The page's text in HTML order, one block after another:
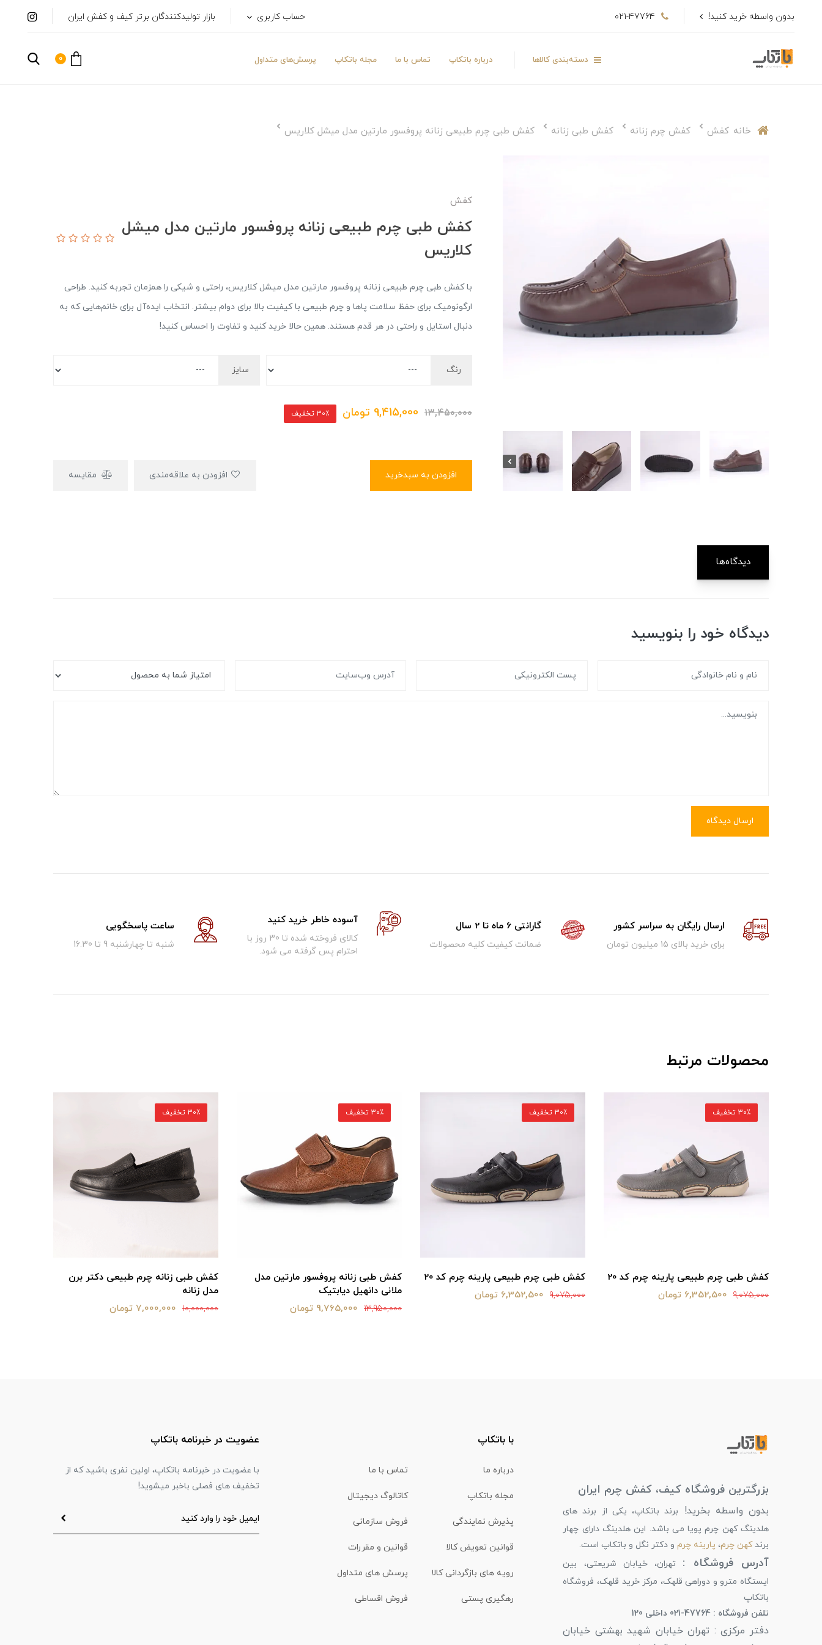
بدون واسطه خرید کنید! 021-47764 حساب کاربری بازار تولیدکنندگان برتر کیف و کفش ایران
دسته‌بندی کالاها درباره باتکاپ تماس با ما مجله باتکاپ پرسش‌های متداول 0
خانه کفش کفش چرم زنانه کفش طبی زنانه کفش طبی چرم طبیعی زنانه پروفسور مارتین مدل میشل کلاریس
کفش
کفش طبی چرم طبیعی زنانه پروفسور مارتین مدل میشل
کلاریس
با کفش طبی چرم طبیعی زنانه پروفسور مارتین مدل میشل کلاریس، راحتی و شیکی را همزمان تجربه کنید. طراحی
ارگونومیک برای حفظ سلامت پاها و چرم طبیعی با کیفیت بالا برای دوام بیشتر. انتخاب ایده‌آل برای خانم‌هایی که به
دنبال استایل و راحتی در هر قدم هستند. همین حالا خرید کنید و تفاوت را احساس کنید!
رنگ سایز
13,450,000
9,415,000 تومان 30٪ تخفیف
افزودن به سبدخرید مقایسه
دیدگاه‌ها
دیدگاه خود را بنویسید
ارسال دیدگاه
ارسال رایگان به سراسر کشور
برای خرید بالای ۱5 میلیون تومان
گارانتی 6 ماه تا 2 سال
ضمانت کیفیت کلیه محصولات
آسوده خاطر خرید کنید
کالای فروخته شده تا 30 روز با
احترام پس گرفته می شود.
ساعت پاسخگویی
شنبه تا چهارشنبه 9 تا 16.30
محصولات مرتبط
کفش طبی چرم طبیعی پارینه چرم کد 20
9,075,000 6,352,500 تومان
30٪ تخفیف
کفش طبی چرم طبیعی پارینه چرم کد 20
9,075,000 6,352,500 تومان
30٪ تخفیف
کفش طبی زنانه پروفسور مارتین مدل
ملانی دانهیل دیابتیک
13,950,000 9,765,000 تومان
30٪ تخفیف
کفش طبی زنانه چرم طبیعی دکتر برن
مدل زنانه
10,000,000 7,000,000 تومان
30٪ تخفیف
بزرگترین فروشگاه کیف، کفش چرم ایران
بدون واسطه بخرید!
برند باتکاپ، یکی از برند های
هلدینگ کهن چرم پویا می باشد. این هلدینگ دارای چهار
برندکهن چرم، پارینه چرم و دکتر نگل و باتکاپ است.
آدرس فروشگاه : تهران، خیابان شریعتی، بین
ایستگاه مترو و دوراهی قلهک، مرکز خرید قلهک، فروشگاه
باتکاپ
تلفن فروشگاه : 47764-021 داخلی 120
دفتر مرکزی : تهران خیابان شهید بهشتی خیابان
با باتکاپ
درباره ما تماس با ما
مجله باتکاپ کاتالوگ دیجیتال
پذیرش نمایندگی فروش سازمانی
قوانین تعویض کالا قوانین و مقررات
رویه های بازگردانی کالا پرسش های متداول
رهگیری پستی فروش اقساطی
عضویت در خبرنامه باتکاپ
با عضویت در خبرنامه باتکاپ، اولین نفری باشید که از
تخفیف های فصلی باخبر میشوید!